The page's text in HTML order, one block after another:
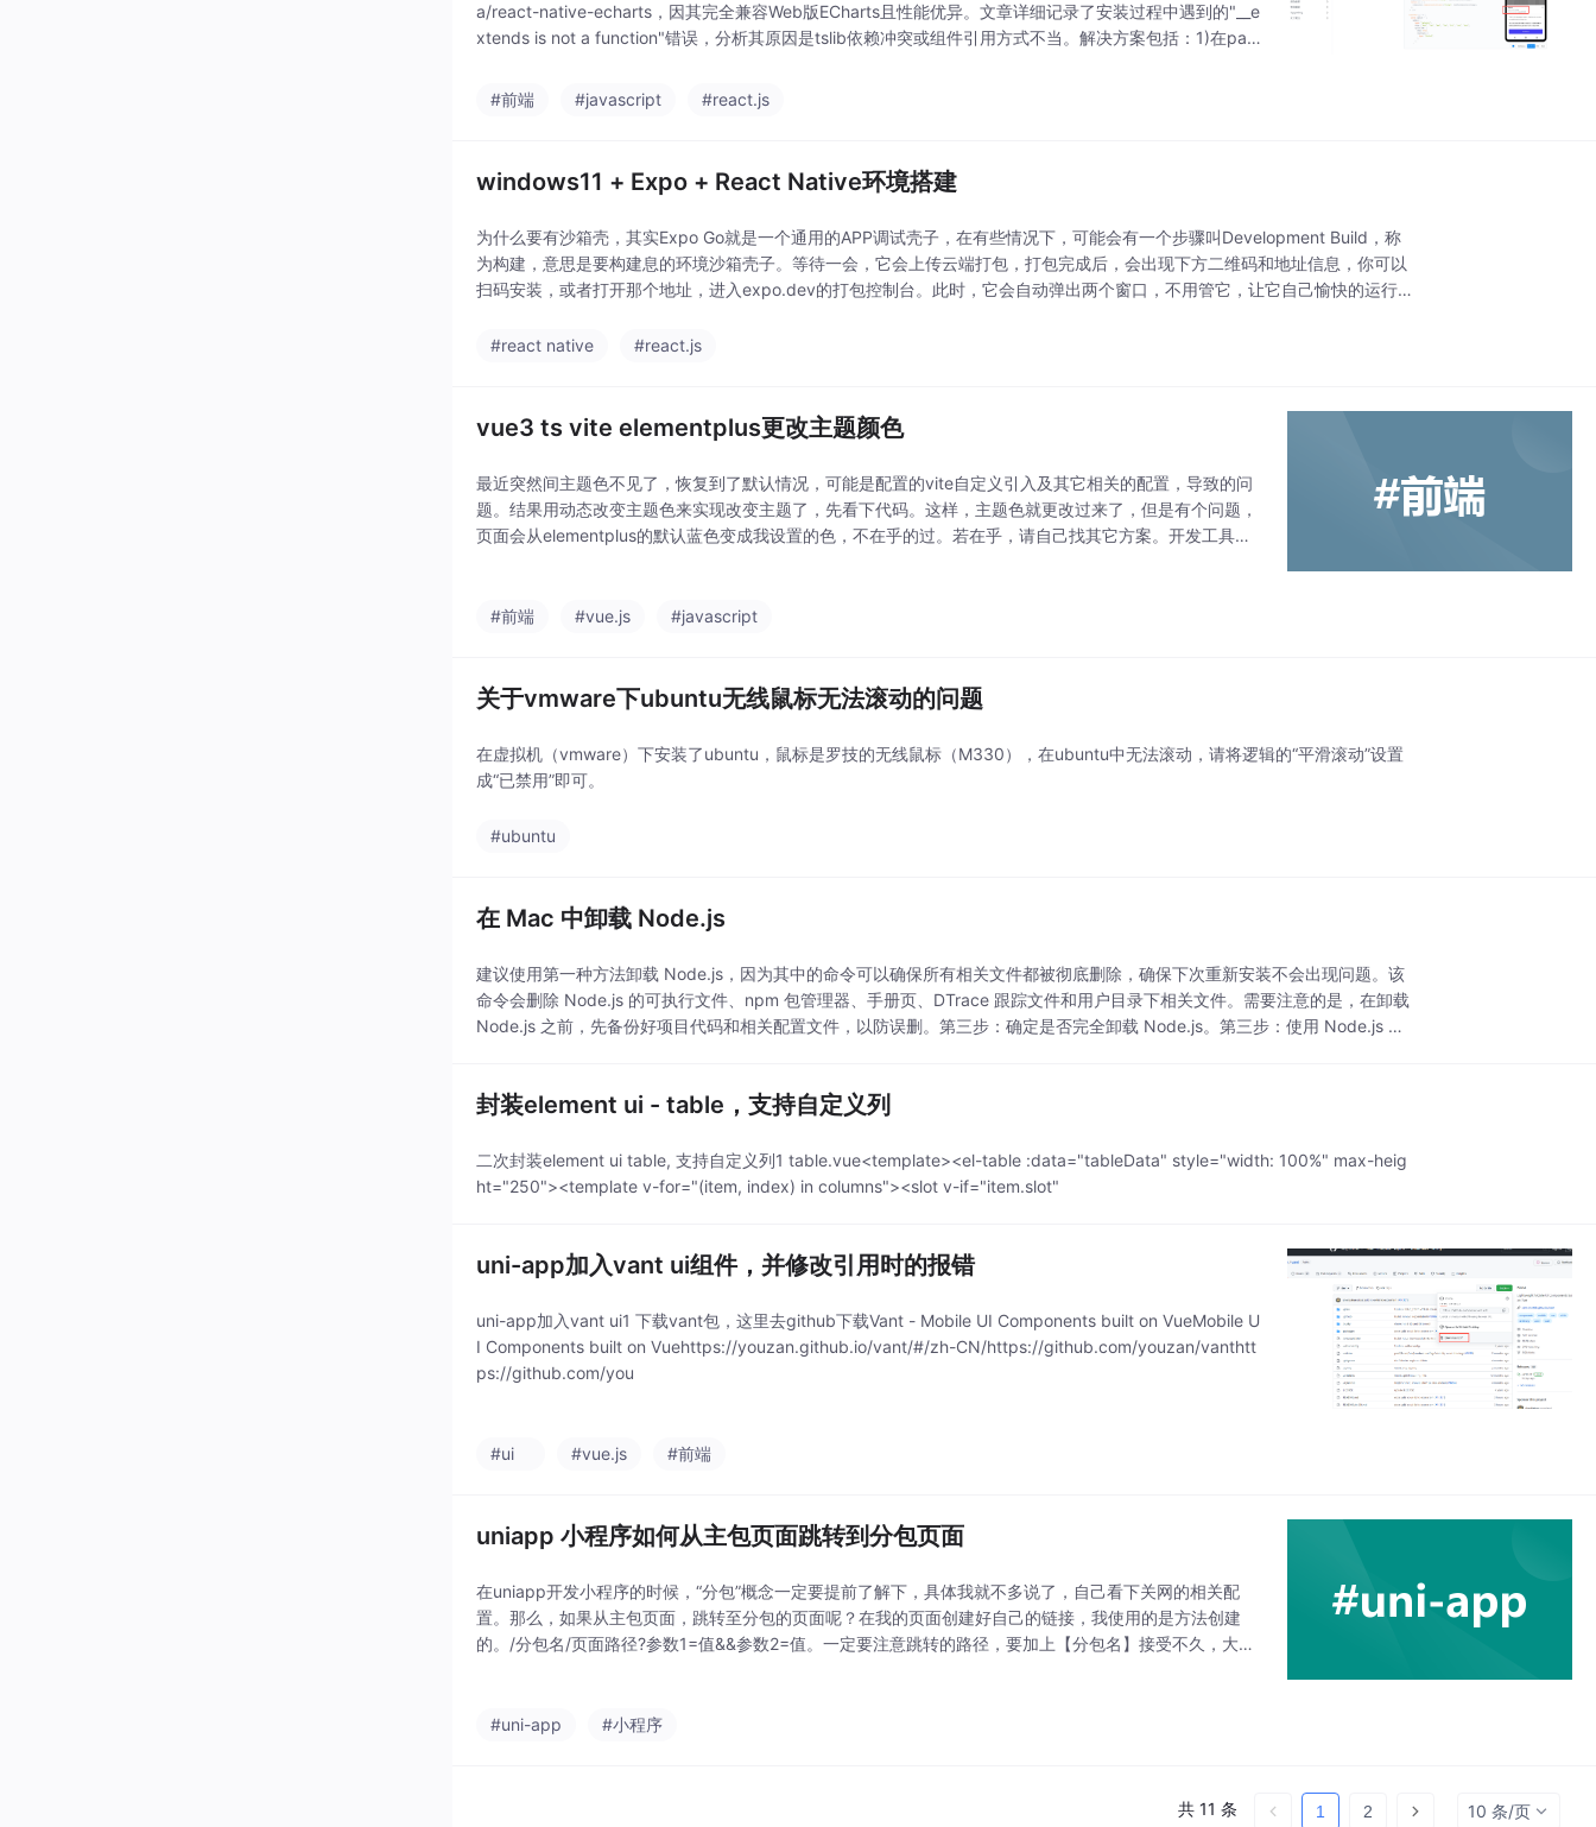
a/react-native-echarts，因其完全兼容Web版ECharts且性能优异。文章详细记录了安装过程中遇到的"__e
xtends is not a function"错误，分析其原因是tslib依赖冲突或组件引用方式不当。解决方案包括：1)在pac
#前端
#javascript #react.js
windows11 + Expo + React Native环境搭建
为什么要有沙箱壳，其实Expo Go就是一个通用的APP调试壳子，在有些情况下，可能会有一个步骤叫Development Build，称
为构建，意思是要构建息的环境沙箱壳子。等待一会，它会上传云端打包，打包完成后，会出现下方二维码和地址信息，你可以
扫码安装，或者打开那个地址，进入expo.dev的打包控制台。此时，它会自动弹出两个窗口，不用管它，让它自己愉快的运行即
#react native
#react.js
vue3 ts vite elementplus更改主题颜色
最近突然间主题色不见了，恢复到了默认情况，可能是配置的vite自定义引入及其它相关的配置，导致的问
题。结果用动态改变主题色来实现改变主题了，先看下代码。这样，主题色就更改过来了，但是有个问题，
页面会从elementplus的默认蓝色变成我设置的色，不在乎的过。若在乎，请自己找其它方案。开发工具：v
#前端 #vue.js #javascript
关于vmware下ubuntu无线鼠标无法滚动的问题
在虚拟机（vmware）下安装了ubuntu，鼠标是罗技的无线鼠标（M330），在ubuntu中无法滚动，请将逻辑的“平滑滚动”设置
成“已禁用”即可。
#ubuntu
在 Mac 中卸载 Node.js
建议使用第一种方法卸载 Node.js，因为其中的命令可以确保所有相关文件都被彻底删除，确保下次重新安装不会出现问题。该
命令会删除 Node.js 的可执行文件、npm 包管理器、手册页、DTrace 跟踪文件和用户目录下相关文件。需要注意的是，在卸载
Node.js 之前，先备份好项目代码和相关配置文件，以防误删。第三步：确定是否完全卸载 Node.js。第三步：使用 Node.js 的
封装element ui - table，支持自定义列
二次封装element ui table, 支持自定义列1 table.vue<template><el-table :data="tableData" style="width: 100%" max-heig
ht="250"><template v-for="(item, index) in columns"><slot v-if="item.slot"
uni-app加入vant ui组件，并修改引用时的报错
uni-app加入vant ui1 下载vant包，这里去github下载Vant - Mobile UI Components built on VueMobile U
I Components built on Vuehttps://youzan.github.io/vant/#/zh-CN/https://github.com/youzan/vanthtt
ps://github.com/you
#ui #vue.js #前端
uniapp 小程序如何从主包页面跳转到分包页面
在uniapp开发小程序的时候，“分包”概念一定要提前了解下，具体我就不多说了，自己看下关网的相关配
置。那么，如果从主包页面，跳转至分包的页面呢？在我的页面创建好自己的链接，我使用的是方法创建
的。/分包名/页面路径?参数1=值&&参数2=值。一定要注意跳转的路径，要加上【分包名】接受不久，大神
#uni-app #小程序
共 11 条 1 2 10 条/页